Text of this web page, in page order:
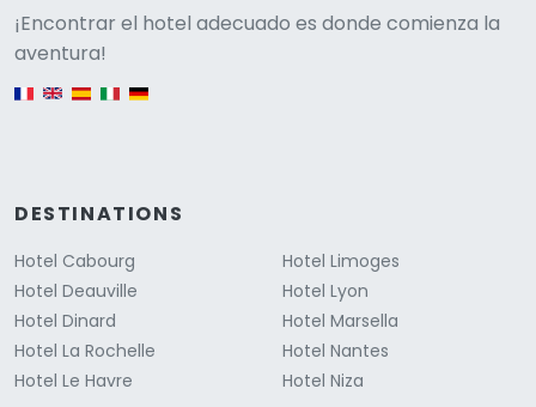
¡Encontrar el hotel adecuado es donde comienza la
aventura!
English version
DESTINATIONS
Hotel Cabourg
Hotel Deauville
Hotel Dinard
Hotel La Rochelle
Hotel Le Havre
Hotel Limoges
Hotel Lyon
Hotel Marsella
Hotel Nantes
Hotel Niza